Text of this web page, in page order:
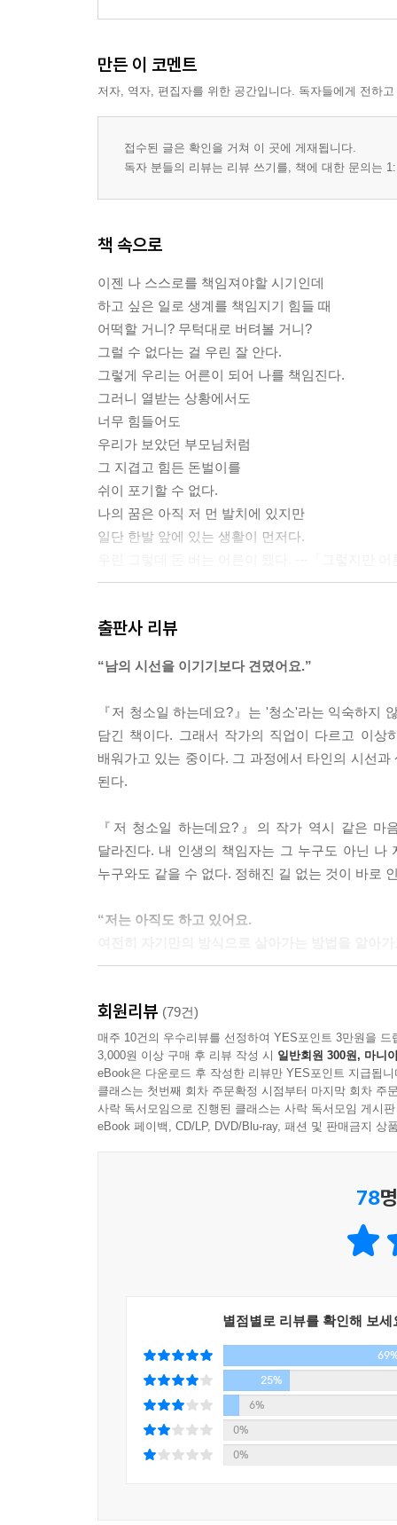
만든 이 코멘트
저자, 역자, 편집자를 위한 공간입니다. 독자들에게 전하
접수된 글은 확인을 거쳐 이 곳에 게재됩니다.
독자 분들의 리뷰는 리뷰 쓰기를, 책에 대한 문의는
책 속으로
이젠 나 스스로를 책임져야할 시기인데
하고 싶은 일로 생계를 책임지기 힘들 때
어떡할 거니? 무턱대로 버텨볼 거니?
그럴 수 없다는 걸 우린 잘 안다.
그렇게 우리는 어른이 되어 나를 책임진다.
그러니 열받는 상황에서도
너무 힘들어도
우리가 보았던 부모님처럼
그 지겹고 힘든 돈벌이를
쉬이 포기할 수 없다.
나의 꿈은 아직 저 먼 발치에 있지만
일단 한발 앞에 있는 생활이 먼저다.
청소도 너무 힘들 때
대부분 잘 지낸다고 말한다.
그러곤 집으로 돌아올 때
사실은 안 괜찮아 라고 생각했다.
진짜 마음은 결국 내가 달래야 하는 것.
그대들의 노고에 굳이 내 안 괜찮음을 공유하기가
내가 잘 들어줄게. 진짜로 괜찮아질 때까지. ---「
가끔 반복적인 일을 할 때면 인생이 지루하게 느껴
그럴수록 같은 일이지만 무겁고, 버겁게만 느껴지
또다시 괜찮아지길 기도하지.
분명 예전처럼 제자리로 갈 거야.
도망가는 길 말고
당당히 벗어나거나
현재를 충분히 인정해야지.
그렇지만 도망가고 싶은 마음은 충분히 이해해.
직업은 곧 내가 꿈꿔오던 미래의 산물이 된다.
원하지 않지만 어쩔 수 없이 선택된 직업을 홀대할
원하는 직업을 가지는 것도 멋진 일이지만,
안정을 담당하고 있는 직업이라도
가치 있는 노동이란 건 변함이 없다.
꿈의 카테고리 안에 작은 부분일 뿐
다른 부분들로도 꿈은 충분히 채워질 수 있다. ---
출판사 리뷰
“남의 시선을 이기기보다 견뎠어요.”
『저 청소일 하는데요?』는 '청소'라는 익숙하지
담긴 책이다. 그래서 작가의 직업이 다르고 이상
배워가고 있는 중이다. 그 과정에서 타인의 시선
된다.
『저 청소일 하는데요?』의 작가 역시 같은 마
달라진다. 내 인생의 책임자는 그 누구도 아닌 나
누구와도 같을 수 없다. 정해진 길 없는 것이 바로
“저는 아직도 하고 있어요.
"제가 하는 일을 쓰고 그려보니 생각보다 안 이상
꿈을 꾸는 평범한 30대 여자였죠. 그때 어쩌면
되나요? 다르다고 큰일이 일어나지 않아요. 오히
회원리뷰 (79건)
매주 10건의 우수리뷰를 선정하여 YES포인트 3만원을 드
3,000원 이상 구매 후 리뷰 작성 시 일반회원 300원, 마니
eBook은 다운로드 후 작성한 리뷰만 YES포인트 지급됩니
클래스는 첫번째 회차 주문확정 시점부터 마지막 회차 주
사락 독서모임으로 진행된 클래스는 사락 독서모임 게시
eBook 페이백, CD/LP, DVD/Blu-ray, 패션 및 판매금지 상
78
별점별로 리뷰를 확인해 보세
25%
6%
0%
0%